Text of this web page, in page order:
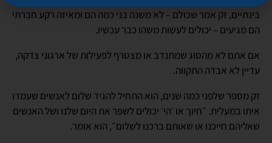
בינתיים, זק אמר שכולם – לא משנה בני כמה הם ומאיזה רקע חברתי
הם מגיעים – יכולים לעשות משהו כבר עכשיו.
אם אתם לא מהסוג שמתנדב או מצטרף לפעילות של ארגוני צדקה,
עדיין לא אבדה התקווה.
זק מספר שלפני כמה שנים, הוא התחיל להגיד שלום לאנשים שעמדו
איתו במעלית. ״חיוך או ׳הי׳ יכולים לשפר את היום שלנו ושל האנשים
שאליהם חייכנו או שאותם ברכנו לשלום״, הוא אומר.